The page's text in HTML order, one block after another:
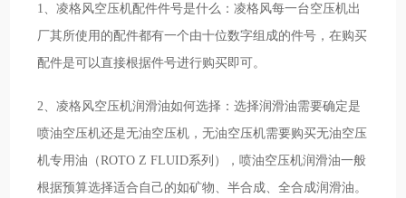
1、凌格风空压机配件件号是什么：凌格风每一台空压机出
厂其所使用的配件都有一个由十位数字组成的件号，在购买
配件是可以直接根据件号进行购买即可。
2、凌格风空压机润滑油如何选择：选择润滑油需要确定是
喷油空压机还是无油空压机，无油空压机需要购买无油空压
机专用油（ROTO Z FLUID系列），喷油空压机润滑油一般
根据预算选择适合自己的如矿物、半合成、全合成润滑油。